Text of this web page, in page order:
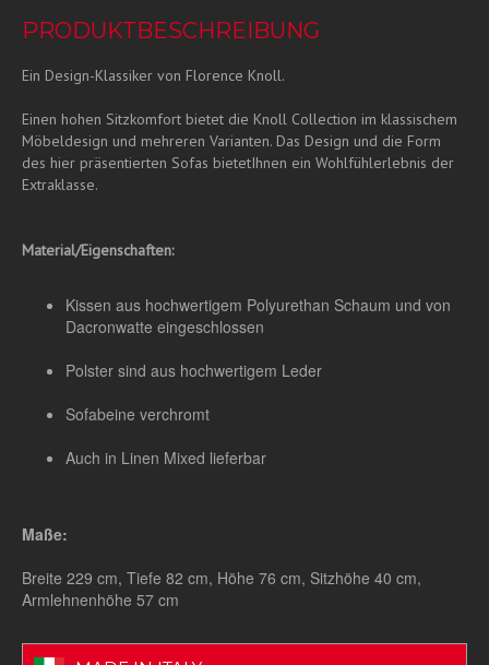
PRODUKTBESCHREIBUNG
Ein Design-Klassiker von Florence Knoll.
Einen hohen Sitzkomfort bietet die Knoll Collection im klassischem
Möbeldesign und mehreren Varianten. Das Design und die Form
des hier präsentierten Sofas bietetIhnen ein Wohlfühlerlebnis der
Extraklasse.
Material/Eigenschaften:
Kissen aus hochwertigem Polyurethan Schaum und von
Dacronwatte eingeschlossen
Polster sind aus hochwertigem Leder
Sofabeine verchromt
Auch in Linen Mixed lieferbar
Maße:
Breite 229 cm, Tiefe 82 cm, Höhe 76 cm, Sitzhöhe 40 cm,
Armlehnenhöhe 57 cm